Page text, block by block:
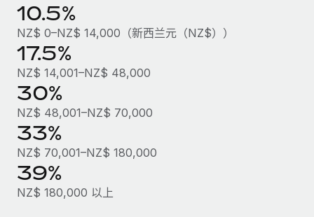
six-month project with a dedicated team....
了解更多
10.5%
NZ$ 0–NZ$ 14,000（新西兰元（NZ$））
17.5%
NZ$ 14,001–NZ$ 48,000
30%
NZ$ 48,001–NZ$ 70,000
33%
NZ$ 70,001–NZ$ 180,000
39%
NZ$ 180,000 以上